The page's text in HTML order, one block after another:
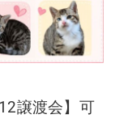
譲渡会】可